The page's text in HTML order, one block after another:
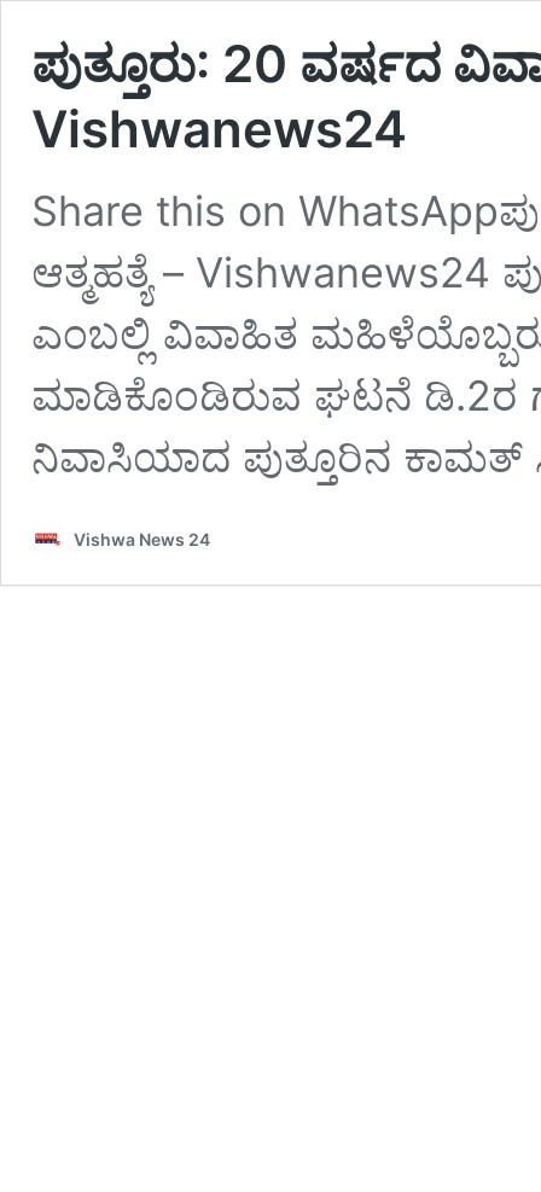
ಪುತ್ತೂರು: 20 ವರ್ಷದ
Vishwanews24
Share this on
ಆತ್ಮಹತ್ಯೆ – Vishwanews24
ಎಂಬಲ್ಲಿ ವಿವಾಹಿತ
ಮಾಡಿಕೊಂಡಿರುವ ಘಟನೆ ಡಿ.2ರ
ನಿವಾಸಿಯಾದ ಪುತ್ತೂರಿನ ಕಾಮತ್‌
Vishwa News 24